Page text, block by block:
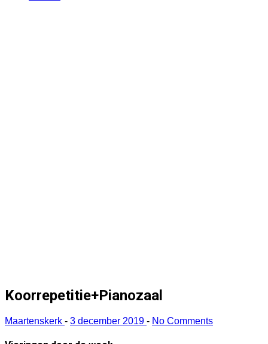
Koorrepetitie+Pianozaal
Maartenskerk - 3 december 2019 - No Comments